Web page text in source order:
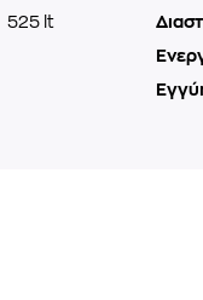
525 lt